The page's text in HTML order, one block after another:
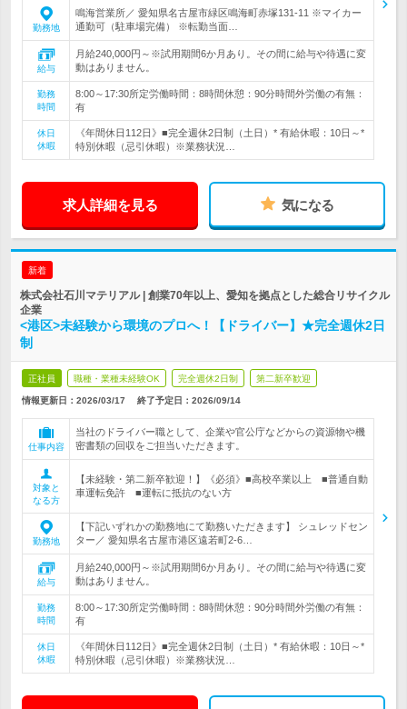
勤務地
鳴海営業所／ 愛知県名古屋市緑区鳴海町赤塚131-11 ※マイカー
通勤可（駐車場完備） ※転勤当面…
給与
月給240,000円～※試用期間6か月あり。その間に給与や待遇に変
動はありません。
勤務
時間
8:00～17:30所定労働時間：8時間休憩：90分時間外労働の有無：
有
休日
休暇
《年間休日112日》■完全週休2日制（土日）* 有給休暇：10日～*
特別休暇（忌引休暇）※業務状況…
求人詳細を見る 気になる
新着
株式会社石川マテリアル | 創業70年以上、愛知を拠点とした総合リサイクル
企業
<港区>未経験から環境のプロへ！【ドライバー】★完全週休2日
制
正社員 職種・業種未経験OK 完全週休2日制 第二新卒歓迎
情報更新日：2026/03/17 終了予定日： 2026/09/14
仕事内容
当社のドライバー職として、企業や官公庁などからの資源物や機
密書類の回収をご担当いただきます。
対象と
なる方
【未経験・第二新卒歓迎！】《必須》■高校卒業以上 ■普通自動
車運転免許 ■運転に抵抗のない方
勤務地
【下記いずれかの勤務地にて勤務いただきます】 シュレッドセン
ター／ 愛知県名古屋市港区遠若町2-6…
給与
月給240,000円～※試用期間6か月あり。その間に給与や待遇に変
動はありません。
勤務
時間
8:00～17:30所定労働時間：8時間休憩：90分時間外労働の有無：
有
休日
休暇
《年間休日112日》■完全週休2日制（土日）* 有給休暇：10日～*
特別休暇（忌引休暇）※業務状況…